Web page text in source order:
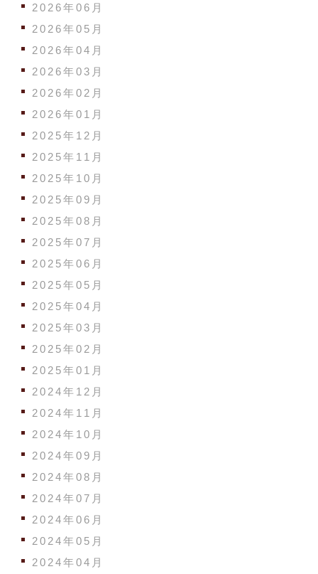
2026年06月
2026年05月
2026年04月
2026年03月
2026年02月
2026年01月
2025年12月
2025年11月
2025年10月
2025年09月
2025年08月
2025年07月
2025年06月
2025年05月
2025年04月
2025年03月
2025年02月
2025年01月
2024年12月
2024年11月
2024年10月
2024年09月
2024年08月
2024年07月
2024年06月
2024年05月
2024年04月